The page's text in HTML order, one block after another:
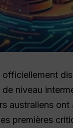
niveau
australiens ont
premières